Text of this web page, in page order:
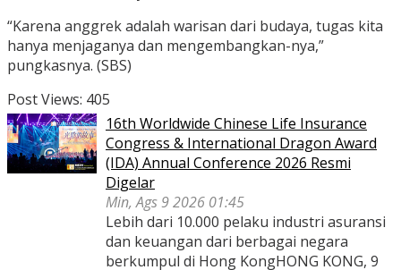
“Karena anggrek adalah warisan dari budaya, tugas kita
hanya menjaganya dan mengembangkan-nya,”
pungkasnya. (SBS)
Post Views: 405
16th Worldwide Chinese Life Insurance
Congress & International Dragon Award
(IDA) Annual Conference 2026 Resmi
Digelar
Min, Ags 9 2026 01:45
Lebih dari 10.000 pelaku industri asuransi
dan keuangan dari berbagai negara
berkumpul di Hong KongHONG KONG, 9